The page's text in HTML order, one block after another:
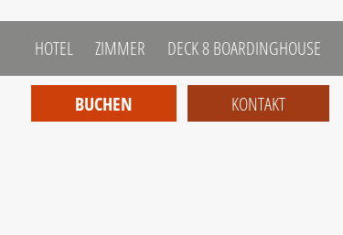
HOTEL ZIMMER DECK 8 BOARDINGHOUSE
BUCHEN KONTAKT